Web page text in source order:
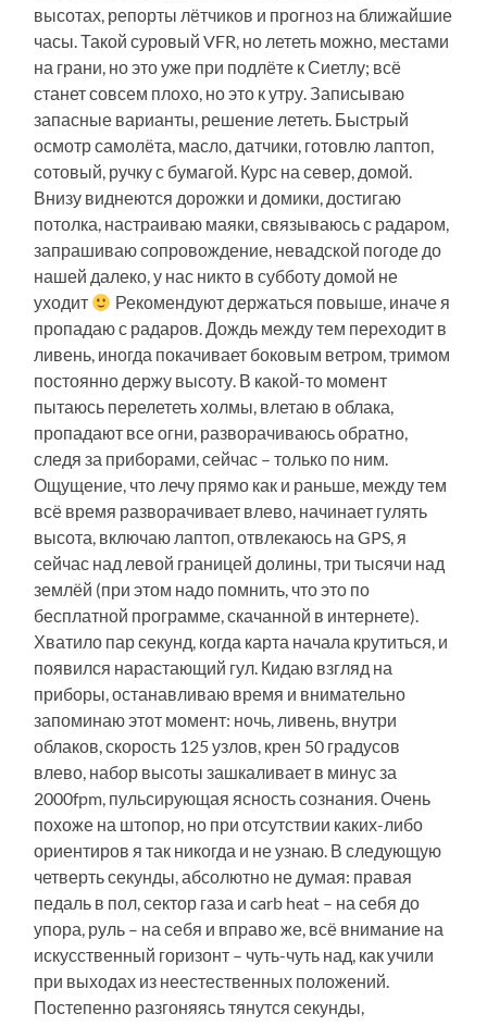
высотах, репорты лётчиков и прогноз на ближайшие
часы. Такой суровый VFR, но лететь можно, местами
на грани, но это уже при подлёте к Сиетлу; всё
станет совсем плохо, но это к утру. Записываю
запасные варианты, решение лететь. Быстрый
осмотр самолёта, масло, датчики, готовлю лаптоп,
сотовый, ручку с бумагой. Курс на север, домой.
Внизу виднеются дорожки и домики, достигаю
потолка, настраиваю маяки, связываюсь с радаром,
запрашиваю сопровождение, невадской погоде до
нашей далеко, у нас никто в субботу домой не
уходит
Рекомендуют держаться повыше, иначе я
пропадаю с радаров. Дождь между тем переходит в
ливень, иногда покачивает боковым ветром, тримом
постоянно держу высоту. В какой-то момент
пытаюсь перелететь холмы, влетаю в облака,
пропадают все огни, разворачиваюсь обратно,
следя за приборами, сейчас – только по ним.
Ощущение, что лечу прямо как и раньше, между тем
всё время разворачивает влево, начинает гулять
высота, включаю лаптоп, отвлекаюсь на GPS, я
сейчас над левой границей долины, три тысячи над
землёй (при этом надо помнить, что это по
бесплатной программе, скачанной в интернете).
Хватило пар секунд, когда карта начала крутиться, и
появился нарастающий гул. Кидаю взгляд на
приборы, останавливаю время и внимательно
запоминаю этот момент: ночь, ливень, внутри
облаков, скорость 125 узлов, крен 50 градусов
влево, набор высоты зашкаливает в минус за
2000fpm, пульсирующая ясность сознания. Очень
похоже на штопор, но при отсутствии каких-либо
ориентиров я так никогда и не узнаю. В следующую
четверть секунды, абсолютно не думая: правая
педаль в пол, сектор газа и carb heat – на себя до
упора, руль – на себя и вправо же, всё внимание на
искусственный горизонт – чуть-чуть над, как учили
при выходах из неестественных положений.
Постепенно разгоняясь тянутся секунды,